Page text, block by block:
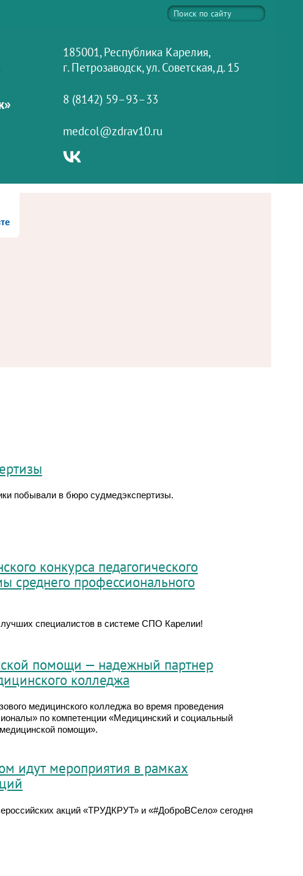
185001, Республика Карелия,
г. Петрозаводск, ул. Советская, д. 15
8 (8142) 59–93–33
medcol@zdrav10.ru
побывали в бюро судмедэкспертизы.
конкурса педагогического
среднего профессионального
специалистов в системе СПО Карелии!
помощи — надежный партнер
колледжа
медицинского колледжа во время проведения
по компетенции «Медицинский и социальный
помощи».
идут мероприятия в рамках
акций «ТРУДКРУТ» и «#ДоброВСело» сегодня